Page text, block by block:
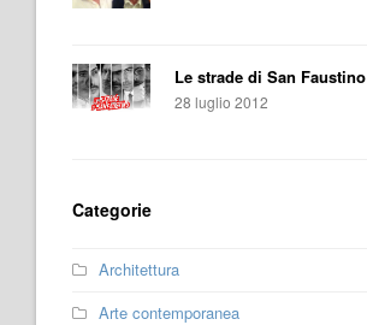
Le strade di San Faustino
28 luglio 2012
Categorie
Architettura
Arte contemporanea